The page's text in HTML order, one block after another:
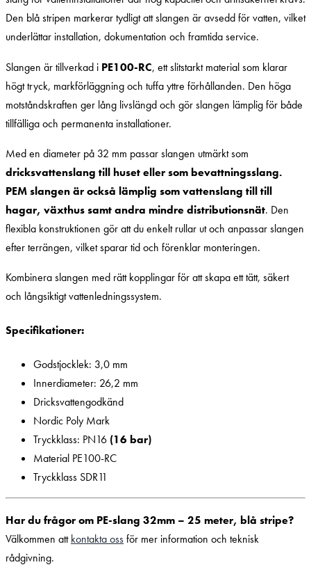
Den blå stripen markerar tydligt att slangen är avsedd för vatten, vilket
underlättar installation, dokumentation och framtida service.
Slangen är tillverkad i PE100-RC, ett slitstarkt material som klarar
högt tryck, markförläggning och tuffa yttre förhållanden. Den höga
motståndskraften ger lång livslängd och gör slangen lämplig för både
tillfälliga och permanenta installationer.
Med en diameter på 32 mm passar slangen utmärkt som
dricksvattenslang till huset eller som bevattningsslang.
PEM slangen är också lämplig som vattenslang till till
hagar, växthus samt andra mindre distributionsnät. Den
flexibla konstruktionen gör att du enkelt rullar ut och anpassar slangen
efter terrängen, vilket sparar tid och förenklar monteringen.
Kombinera slangen med rätt kopplingar för att skapa ett tätt, säkert
och långsiktigt vattenledningssystem.
Specifikationer:
Godstjocklek: 3,0 mm
Innerdiameter: 26,2 mm
Dricksvattengodkänd
Nordic Poly Mark
Tryckklass: PN16 (16 bar)
Material PE100-RC
Tryckklass SDR11
Har du frågor om PE-slang 32mm – 25 meter, blå stripe?
Välkommen attkontakta ossför mer information och teknisk
rådgivning.